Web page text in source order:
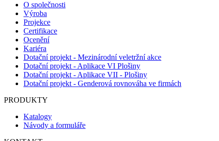
O společnosti
Výroba
Projekce
Certifikace
Ocenění
Kariéra
Dotační projekt - Mezinárodní veletržní akce
Dotační projekt - Aplikace VI Plošiny
Dotační projekt - Aplikace VII - Plošiny
Dotační projekt - Genderová rovnováha ve firmách
PRODUKTY
Katalogy
Návody a formuláře